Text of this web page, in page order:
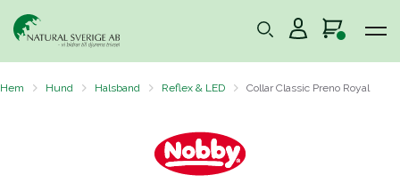
Hem Hund Halsband Reflex & LED Collar Classic Preno Royal